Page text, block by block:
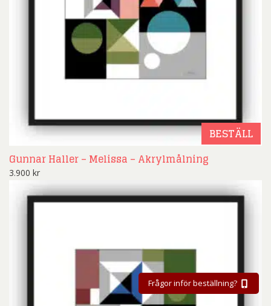
BESTÄLL
Gunnar Haller – Melissa – Akrylmålning
3.900 kr
Frågor inför beställning?